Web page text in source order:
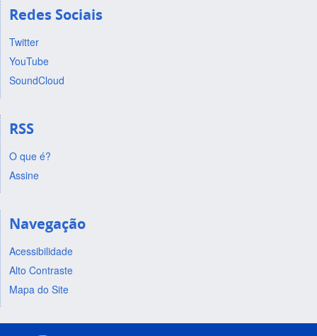
Redes Sociais
Twitter
YouTube
SoundCloud
RSS
O que é?
Assine
Navegação
Acessibilidade
Alto Contraste
Mapa do Site